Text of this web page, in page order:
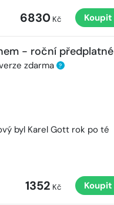
6830Kč Koupit
- roční předplatné
zdarma ?
byl Karel Gott rok po té
1352 Kč Koupit